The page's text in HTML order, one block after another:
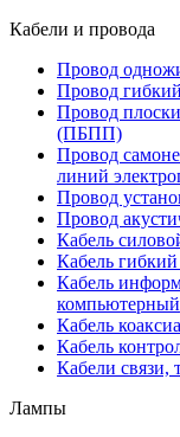
Кабели и провода
Провод
Провод
Провод
(ПБПП)
Провод
линий
Провод
Провод
Кабель
Кабель
Кабель
компьютерный
Кабель
Кабель
Кабели связи,
Лампы